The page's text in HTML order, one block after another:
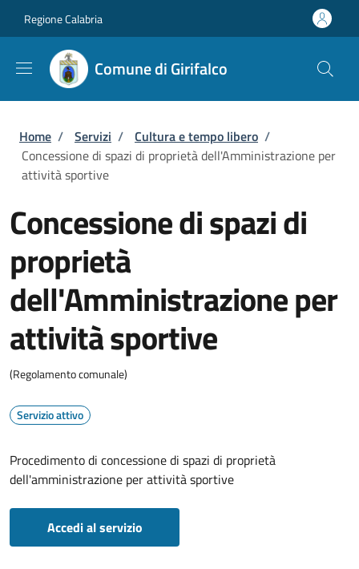
Regione Calabria
Comune di Girifalco
Briciole di pane
Home / Servizi / Cultura e tempo libero /
Concessione di spazi di proprietà dell'Amministrazione per
attività sportive
Concessione di spazi di
proprietà
dell'Amministrazione per
attività sportive
(Regolamento comunale)
Servizio attivo
Procedimento di concessione di spazi di proprietà
dell'amministrazione per attività sportive
Accedi al servizio